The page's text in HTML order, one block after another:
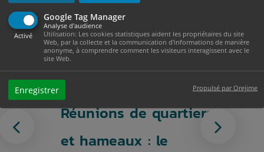
Google Tag Manager
Activé
Analyse d'audience
Utilisation: Les cookies statistiques aident les propriétaires du site
Web, par la collecte et la communication d'informations de manière
anonyme, à comprendre comment les visiteurs interagissent avec le
site Web.
Enregistrer Propulsé par Orejime
Photo précédente
Réunions de quartiers
et hameaux : le
Le